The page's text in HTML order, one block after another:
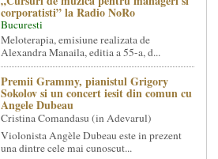
corporatisti” la Radio NoRo
Bucuresti
Meloterapia, emisiune realizata de
Alexandra Manaila, editia a 55-a, d...
Premii Grammy, pianistul Grigory
Sokolov si un concert iesit din comun cu
Angele Dubeau
Cristina Comandasu (in Adevarul)
Violonista Angèle Dubeau este in prezent
una dintre cele mai cunoscut...